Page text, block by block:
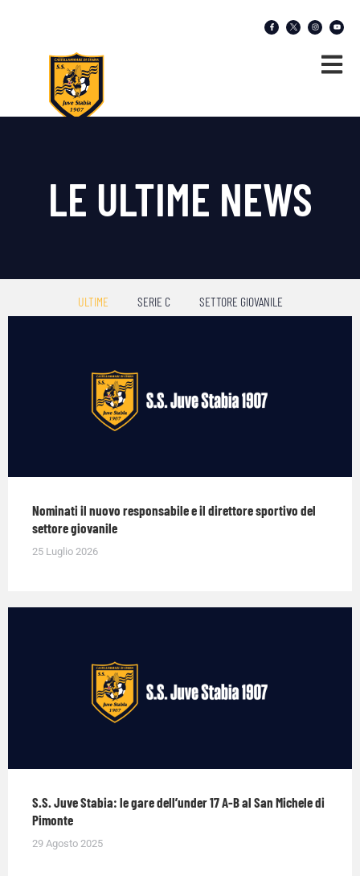
LE ULTIME NEWS
ULTIME SERIE C SETTORE GIOVANILE
Nominati il nuovo responsabile e il direttore sportivo del
settore giovanile
25 Luglio 2026
S.S. Juve Stabia: le gare dell’under 17 A-B al San Michele di
Pimonte
29 Agosto 2025